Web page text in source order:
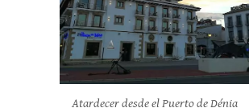
Atardecer desde el Puerto de Dénia